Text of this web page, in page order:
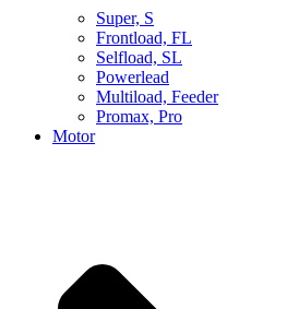
Super, S
Frontload, FL
Selfload, SL
Powerlead
Multiload, Feeder
Promax, Pro
Motor